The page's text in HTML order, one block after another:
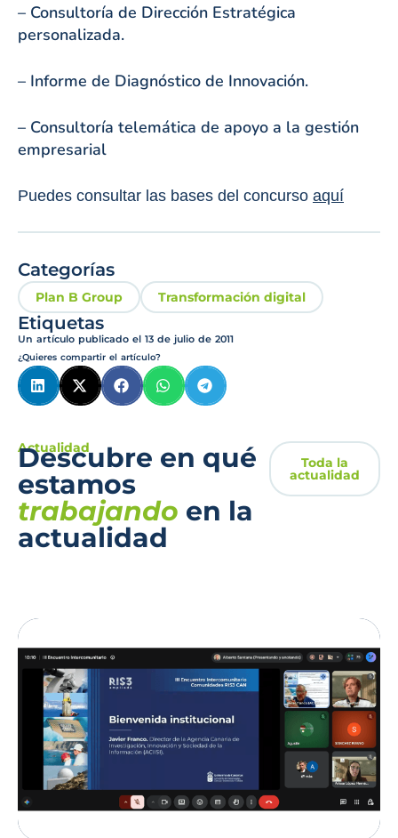
– Consultoría de Dirección Estratégica
personalizada.
– Informe de Diagnóstico de Innovación.
– Consultoría telemática de apoyo a la gestión
empresarial
Puedes consultar las bases del concurso aquí
Categorías
Plan B Group Transformación digital
Etiquetas
Un artículo publicado el 13 de julio de 2011
¿Quieres compartir el artículo?
Actualidad
Descubre en qué
estamos
trabajando en la
actualidad
Toda la
actualidad